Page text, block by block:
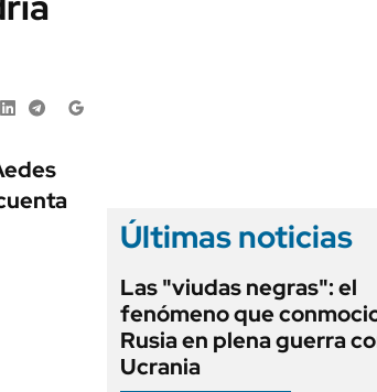
GENERAL
Últimas noticias
Las "viudas negras": el
fenómeno que
Rusia en plena guerra
Ucrania